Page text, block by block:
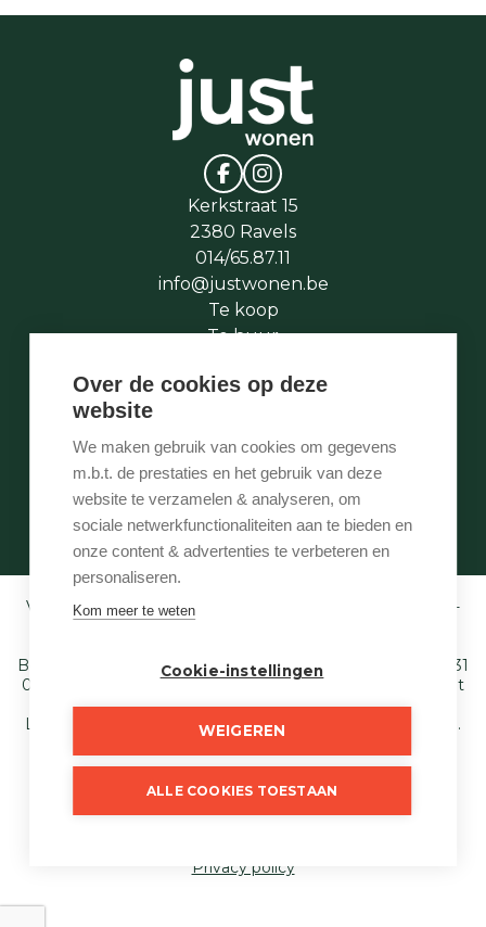
Kerkstraat 15
2380 Ravels
014/65.87.11
info@justwonen.be
Te koop
Te huur
Stukje geschiedenis
Onze services
Contact
Te vroeg
Eigenaarslogin
Vastgoedmakelaar-bemiddelaar BIV België BIV 507.005 -
Belgium (polisnr. 730.390.160) - Derdenrekening: BE97 1431
0000 1849. Toezichthoudende autoriteit: Beroepsinstituut
van Vastgoedmakelaars,
Luxemburgstraat 16 B te 1000 Brussel - T. 02 505 38 50 E.
van het BIV.
Privacy policy
Over de cookies op deze
website
We maken gebruik van cookies om gegevens
m.b.t. de prestaties en het gebruik van deze
website te verzamelen & analyseren, om
sociale netwerkfunctionaliteiten aan te bieden en
onze content & advertenties te verbeteren en
personaliseren.
Kom meer te weten
Cookie-instellingen
WEIGEREN
ALLE COOKIES TOESTAAN